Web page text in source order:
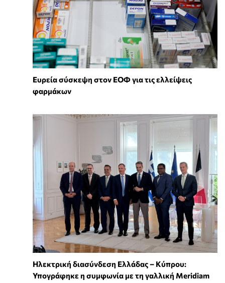
Ευρεία σύσκεψη στον ΕΟΦ για τις ελλείψεις
φαρμάκων
Ηλεκτρική διασύνδεση Ελλάδας – Κύπρου:
Υπογράφηκε η συμφωνία με τη γαλλική Meridiam